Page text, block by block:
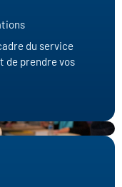
du service
de prendre vos